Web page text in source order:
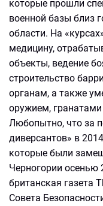
которые прошли
военной базы близ
области. На
медицину,
объекты, ведение
строительство
органам, а также
оружием,
Любопытно, что за
диверсантов» в
которые были
Черногории осенью
британская газета
Совета